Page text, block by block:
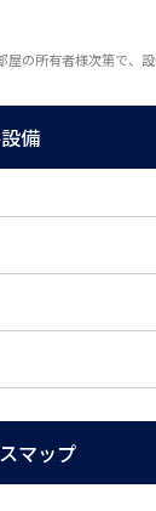
の所有者様次第で、
備
マップ